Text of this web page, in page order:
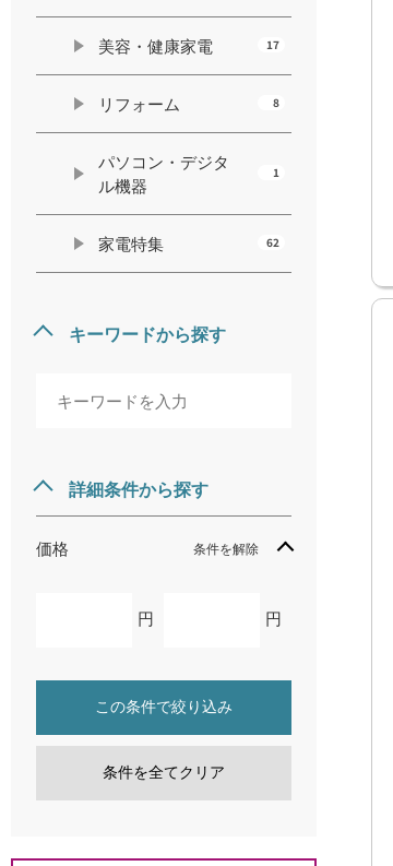
美容・健康家電 17
リフォーム 8
パソコン・デジタ
ル機器
1
家電特集 62
キーワードから探す
詳細条件から探す
価格 条件を解除
円 円
この条件で絞り込み
条件を全てクリア